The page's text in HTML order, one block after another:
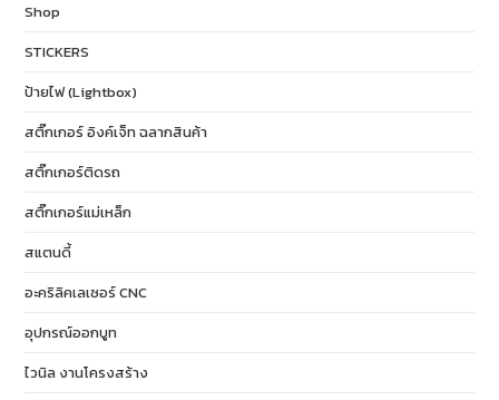
Shop
STICKERS
ป้ายไฟ (Lightbox)
สติ๊กเกอร์ อิงค์เจ็ท ฉลากสินค้า
สติ๊กเกอร์ติดรถ
สติ๊กเกอร์แม่เหล็ก
สแตนดี้
อะคริลิคเลเซอร์ CNC
อุปกรณ์ออกบูท
ไวนิล งานโครงสร้าง